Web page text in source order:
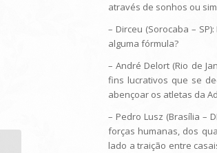
através de sonhos ou
– Dirceu (Sorocaba –
alguma fórmula?
– André Delort (Rio de
fins lucrativos que se
abençoar os atletas da
– Pedro Lusz (Brasília –
forças humanas, dos
lado a traição entre